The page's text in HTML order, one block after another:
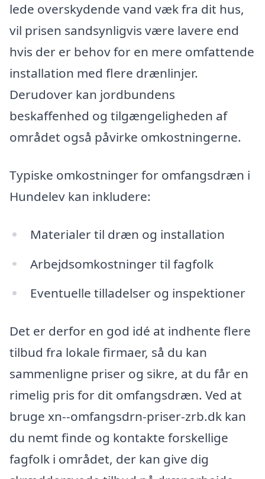
lede overskydende vand væk fra dit hus,
vil prisen sandsynligvis være lavere end
hvis der er behov for en mere omfattende
installation med flere drænlinjer.
Derudover kan jordbundens
beskaffenhed og tilgængeligheden af
området også påvirke omkostningerne.
Typiske omkostninger for omfangsdræn i
Hundelev kan inkludere:
Materialer til dræn og installation
Arbejdsomkostninger til fagfolk
Eventuelle tilladelser og inspektioner
Det er derfor en god idé at indhente flere
tilbud fra lokale firmaer, så du kan
sammenligne priser og sikre, at du får en
rimelig pris for dit omfangsdræn. Ved at
bruge xn--omfangsdrn-priser-zrb.dk kan
du nemt finde og kontakte forskellige
fagfolk i området, der kan give dig